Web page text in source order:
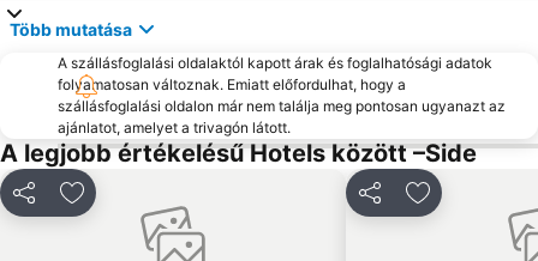
Több mutatása
A szállásfoglalási oldalaktól kapott árak és foglalhatósági adatok
folyamatosan változnak. Emiatt előfordulhat, hogy a
szállásfoglalási oldalon már nem találja meg pontosan ugyanazt az
ajánlatot, amelyet a trivagón látott.
A legjobb értékelésű Hotels között –Side
MegosztásHozzáadás a kedvencekhez MegosztásHozzáadás